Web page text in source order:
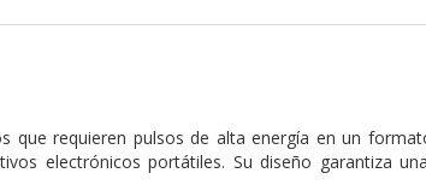
que requieren pulsos de alta energía en un
electrónicos portátiles. Su diseño garantiza